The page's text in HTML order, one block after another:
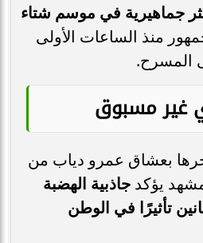
جماهيرية في موسم شتاء
منذ الساعات الأولى
المسرح.
غير مسبوق
بعشاق عمرو دياب من
يؤكد جاذبية الهضبة
تأثيرًا في الوطن